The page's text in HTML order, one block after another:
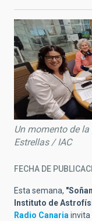
Un momento de
Estrellas / IAC
FECHA DE
Esta semana,
Instituto de
Radio Canariainvita